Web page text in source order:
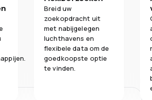
Breid uw
zoekopdracht uit
met nabijgelegen
luchthavens en
flexibele data om de
goedkoopste optie
te vinden.